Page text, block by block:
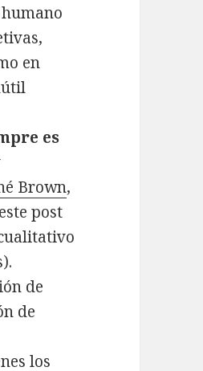
en
es
Brown,
post
de
de
los